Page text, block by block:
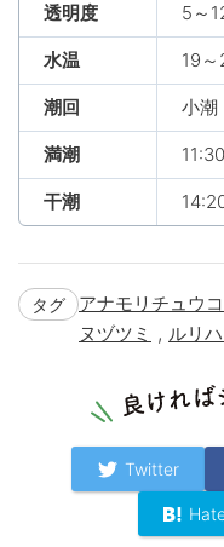
透明度 5～
水温 19
潮回 小潮
満潮 11:30
干潮
タグ アナモリチュウ
ヌヅツミ , ルリ
Twitter